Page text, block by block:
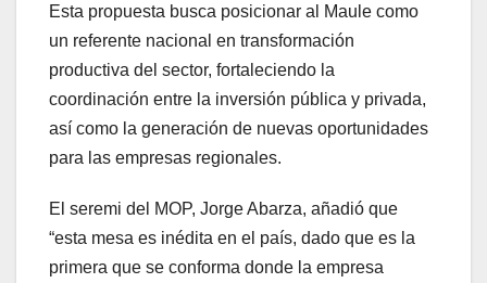
Esta propuesta busca posicionar al Maule como
un referente nacional en transformación
productiva del sector, fortaleciendo la
coordinación entre la inversión pública y privada,
así como la generación de nuevas oportunidades
para las empresas regionales.
El seremi del MOP, Jorge Abarza, añadió que
“esta mesa es inédita en el país, dado que es la
primera que se conforma donde la empresa